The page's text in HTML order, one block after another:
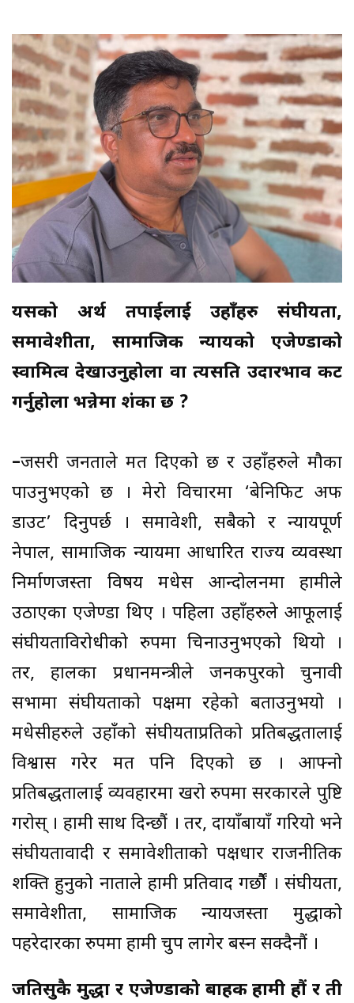
यसको अर्थ तपाईलाई उहाँहरु संघीयता,
समावेशीता, सामाजिक न्यायको एजेण्डाको
स्वामित्व देखाउनुहोला वा त्यसप्रति उदारभाव प्रकट
गर्नुहोला भन्नेमा शंका छ ?
–जसरी जनताले मत दिएको छ र उहाँहरुले मौका
पाउनुभएको छ । मेरो विचारमा ‘बेनिफिट अफ
डाउट’ दिनुपर्छ । समावेशी, सबैको र न्यायपूर्ण
नेपाल, सामाजिक न्यायमा आधारित राज्य व्यवस्था
निर्माणजस्ता विषय मधेस आन्दोलनमा हामीले
उठाएका एजेण्डा थिए । पहिला उहाँहरुले आफूलाई
संघीयताविरोधीको रुपमा चिनाउनुभएको थियो ।
तर, हालका प्रधानमन्त्रीले जनकपुरको चुनावी
सभामा संघीयताको पक्षमा रहेको बताउनुभयो ।
मधेसीहरुले उहाँको संघीयताप्रतिको प्रतिबद्धतालाई
विश्वास गरेर मत पनि दिएको छ । आफ्नो
प्रतिबद्धतालाई व्यवहारमा खरो रुपमा सरकारले पुष्टि
गरोस् । हामी साथ दिन्छौं । तर, दायाँबायाँ गरियो भने
संघीयतावादी र समावेशीताको पक्षधार राजनीतिक
शक्ति हुनुको नाताले हामी प्रतिवाद गर्छौैं । संघीयता,
समावेशीता, सामाजिक न्यायजस्ता मुद्धाको
पहरेदारका रुपमा हामी चुप लागेर बस्न सक्दैनौं ।
जतिसुकै मुद्धा र एजेण्डाको बाहक हामी हौं र ती